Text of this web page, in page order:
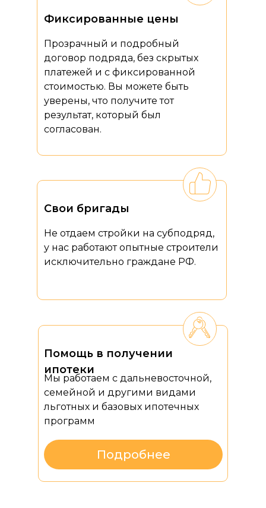
Прозрачный и подробный
договор подряда, без скрытых
платежей и с фиксированной
стоимостью. Вы можете быть
уверены, что получите тот
результат, который был
согласован.
Фиксированные цены
Не отдаем стройки на субподряд,
у нас работают опытные строители
исключительно граждане РФ.
Свои бригады
Мы работаем с дальневосточной,
семейной и другими видами
льготных и базовых ипотечных
программ
Помощь в получении
ипотеки
Подробнее